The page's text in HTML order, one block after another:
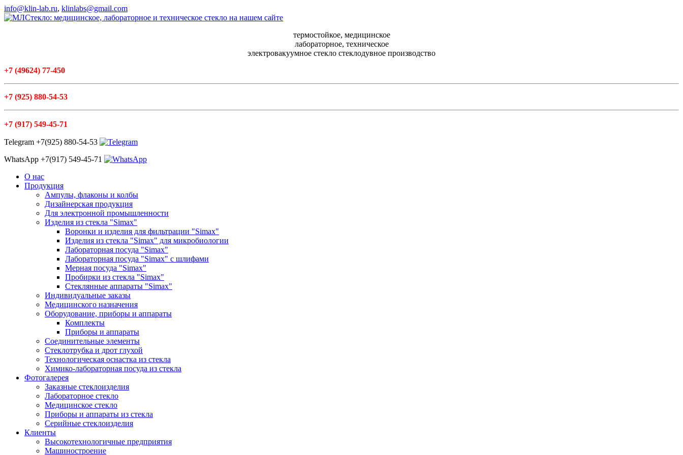
info@klin-lab.ru, klinlabs@gmail.com
термостойкое, медицинское
лабораторное, техническое
электровакуумное стекло стеклодувное производство
+7 (49624) 77-450
+7 (925) 880-54-53
+7 (917) 549-45-71
Telegram +7(925) 880-54-53
WhatsApp +7(917) 549-45-71
О нас
Продукция
Ампулы, флаконы и колбы
Дизайнерская продукция
Для электронной промышленности
Изделия из стекла "Simax"
Воронки и изделия для фильтрации "Simax"
Изделия из стекла "Simax" для микробиологии
Лабораторная посуда "Simax"
Лабораторная посуда "Simax" с шлифами
Мерная посуда "Simax"
Пробирки из стекла "Simax"
Стеклянные аппараты "Simax"
Индивидуальные заказы
Медицинского назначения
Оборудование, приборы и аппараты
Комплекты
Приборы и аппараты
Соединительные элементы
Стеклотрубка и дрот глухой
Технологическая оснастка из стекла
Химико-лабораторная посуда из стекла
Фотогалерея
Заказные стеклоизделия
Лабораторное стекло
Медицинское стекло
Приборы и аппараты из стекла
Серийные стеклоизделия
Клиенты
Высокотехнологичные предприятия
Машиностроение